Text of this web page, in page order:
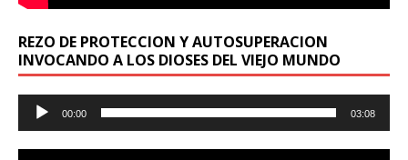
REZO DE PROTECCION Y AUTOSUPERACION
INVOCANDO A LOS DIOSES DEL VIEJO MUNDO
Reproductor
00:00 03:08